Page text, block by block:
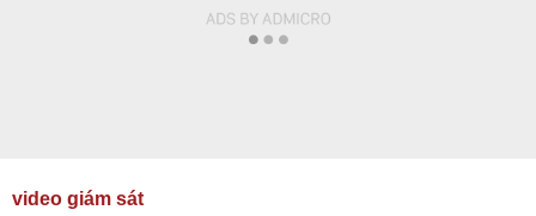
video giám sát